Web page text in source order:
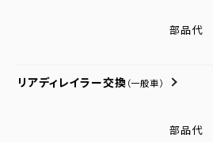
部品代
リアディレイラー交換 （一般車）
部品代